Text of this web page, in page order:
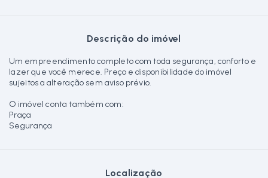
Descrição do imóvel
Um empreendimento completo com toda segurança, conforto e
lazer que você merece. Preço e disponibilidade do imóvel
sujeitos a alteração sem aviso prévio.
O imóvel conta também com:
Praça
Segurança
Localização